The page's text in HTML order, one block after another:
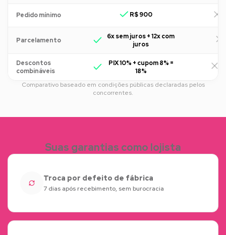
Pedido mínimo R$ 900
Parcelamento
6x sem juros + 12x com
juros
Descontos
combináveis
PIX 10% + cupom 8% =
18%
Comparativo baseado em condições públicas declaradas pelos
concorrentes.
Suas garantias como lojista
Troca por defeito de fábrica
7 dias após recebimento, sem burocracia